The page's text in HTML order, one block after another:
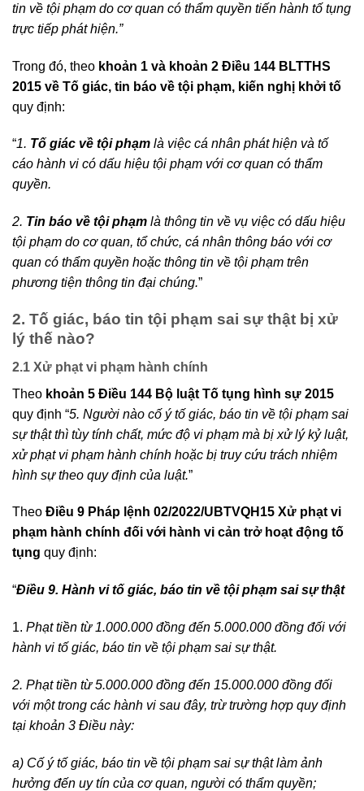
tin về tội phạm do cơ quan có thẩm quyền tiến hành tố tụng
trực tiếp phát hiện.”
Trong đó, theo khoản 1 và khoản 2 Điều 144 BLTTHS
2015 về Tố giác, tin báo về tội phạm, kiến nghị khởi tố
quy định:
“1. Tố giác về tội phạm là việc cá nhân phát hiện và tố
cáo hành vi có dấu hiệu tội phạm với cơ quan có thẩm
quyền.
2. Tin báo về tội phạm là thông tin về vụ việc có dấu hiệu
tội phạm do cơ quan, tổ chức, cá nhân thông báo với cơ
quan có thẩm quyền hoặc thông tin về tội phạm trên
phương tiện thông tin đại chúng.”
2. Tố giác, báo tin tội phạm sai sự thật bị xử
lý thế nào?
2.1 Xử phạt vi phạm hành chính
Theo khoản 5 Điều 144 Bộ luật Tố tụng hình sự 2015
quy định “5. Người nào cố ý tố giác, báo tin về tội phạm sai
sự thật thì tùy tính chất, mức độ vi phạm mà bị xử lý kỷ luật,
xử phạt vi phạm hành chính hoặc bị truy cứu trách nhiệm
hình sự theo quy định của luật.”
Theo Điều 9 Pháp lệnh 02/2022/UBTVQH15 Xử phạt vi
phạm hành chính đối với hành vi cản trở hoạt động tố
tụng quy định:
“Điều 9. Hành vi tố giác, báo tin về tội phạm sai sự thật
1. Phạt tiền từ 1.000.000 đồng đến 5.000.000 đồng đối với
hành vi tố giác, báo tin về tội phạm sai sự thật.
2. Phạt tiền từ 5.000.000 đồng đến 15.000.000 đồng đối
với một trong các hành vi sau đây, trừ trường hợp quy định
tại khoản 3 Điều này:
a) Cố ý tố giác, báo tin về tội phạm sai sự thật làm ảnh
hưởng đến uy tín của cơ quan, người có thẩm quyền;